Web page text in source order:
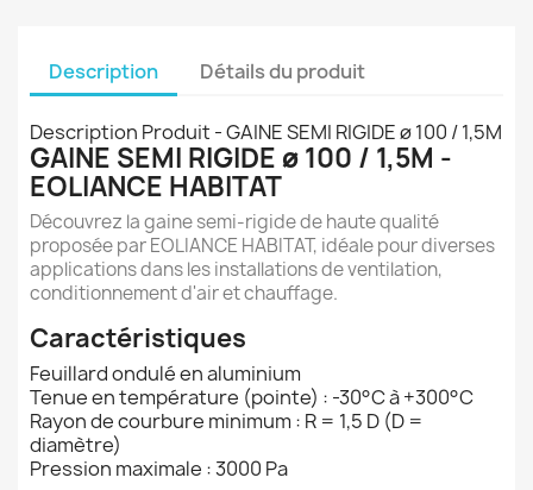
Description Détails du produit
Description Produit - GAINE SEMI RIGIDE ø 100 / 1,5M
GAINE SEMI RIGIDE ø 100 / 1,5M -
EOLIANCE HABITAT
Découvrez la gaine semi-rigide de haute qualité
proposée par EOLIANCE HABITAT, idéale pour diverses
applications dans les installations de ventilation,
conditionnement d'air et chauffage.
Caractéristiques
Feuillard ondulé en aluminium
Tenue en température (pointe) : -30°C à +300°C
Rayon de courbure minimum : R = 1,5 D (D =
diamètre)
Pression maximale : 3000 Pa